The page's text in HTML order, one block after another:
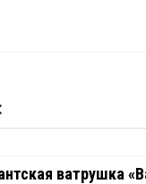
ватрушка